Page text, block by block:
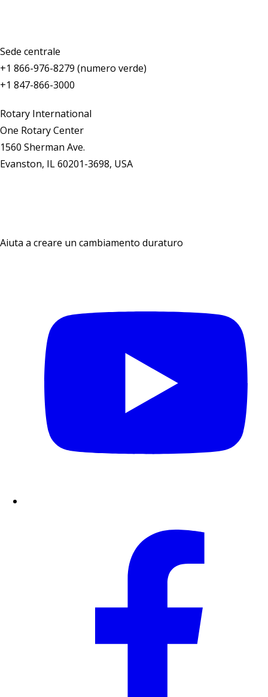
Sede centrale
+1 866-976-8279 (numero verde)
+1 847-866-3000
Rotary International
One Rotary Center
1560 Sherman Ave.
Evanston, IL 60201-3698, USA
Aiuta a creare un cambiamento duraturo